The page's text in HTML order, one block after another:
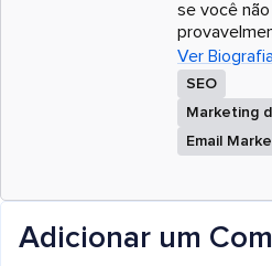
se você
Ver
SEO
Marketing
Email
Adicionar um